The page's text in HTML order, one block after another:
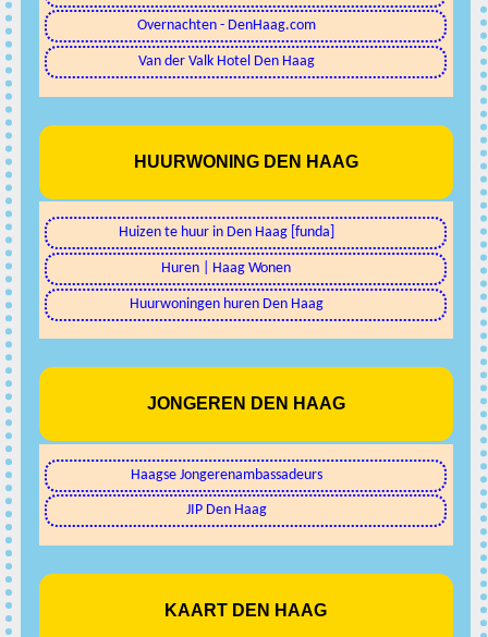
Overnachten - DenHaag.com
Van der Valk Hotel Den Haag
HUURWONING DEN HAAG
Huizen te huur in Den Haag [funda]
Huren | Haag Wonen
Huurwoningen huren Den Haag
JONGEREN DEN HAAG
Haagse Jongerenambassadeurs
JIP Den Haag
KAART DEN HAAG